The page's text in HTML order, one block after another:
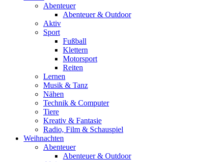
Abenteuer
Abenteuer & Outdoor
Aktiv
Sport
Fußball
Klettern
Motorsport
Reiten
Lernen
Musik & Tanz
Nähen
Technik & Computer
Tiere
Kreativ & Fantasie
Radio, Film & Schauspiel
Weihnachten
Abenteuer
Abenteuer & Outdoor